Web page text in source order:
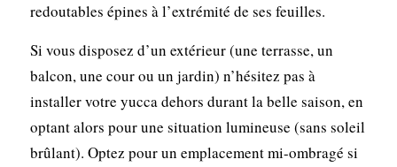
redoutables épines à l’extrémité de ses feuilles.
Si vous disposez d’un extérieur (une terrasse, un
balcon, une cour ou un jardin) n’hésitez pas à
installer votre yucca dehors durant la belle saison, en
optant alors pour une situation lumineuse (sans soleil
brûlant). Optez pour un emplacement mi-ombragé si